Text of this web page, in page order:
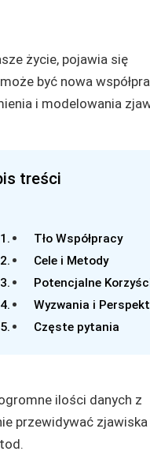
życie, pojawia się
być nowa
i modelowania
treści
Tło Współpracy
Cele i Metody
Potencjalne
Wyzwania i
Częste pytania
ilości danych z
przewidywać zjawiska